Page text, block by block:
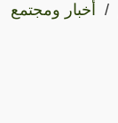
أخبار ومجتمع